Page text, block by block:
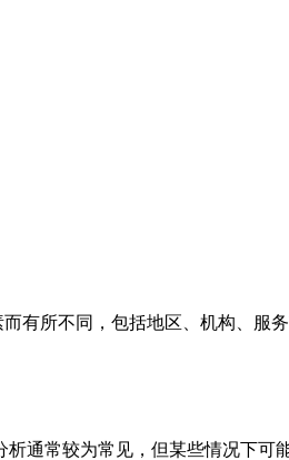
有所不同，包括地区、机构、
通常较为常见，但某些情况下可